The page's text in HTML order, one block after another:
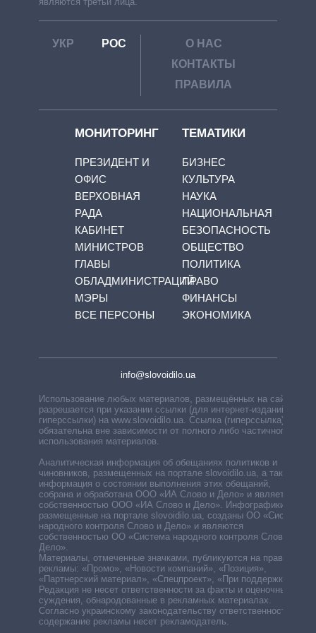
УКР РОС
О НАС
КОНТАКТЫ
ПРАВИЛА
МОНИТОРИНГ
ПРЕЗИДЕНТ И
ОФИС
ВЕРХОВНАЯ
РАДА
КАБИНЕТ
МИНИСТРОВ
ГЛАВЫ
ОБЛАДМИНИСТРАЦИЙ
МЭРЫ
ВСЕ ПЕРСОНЫ
ТЕМАТИКИ
БИЗНЕС
КУЛЬТУРА
НАУКА
НАЦИОНАЛЬНАЯ
БЕЗОПАСНОСТЬ
ОБЩЕСТВО
ПОЛИТИКА
ПРАВО
ФИНАНСЫ
ЭКОНОМИКА
info@slovoidilo.ua
Использование любых материалов, размещённых на сайте,
разрешается при указании ссылки (для интернет-изданий —
гиперссылки) на www.slovoidilo.ua. Ссылка (гиперссылка)
обязательна вне зависимости от полного либо частичного
использования материалов.
Аналитическая информация об обещаниях политиков и
чиновников, размещенных на портале slovoidilo.ua, а также
информация о состоянии выполнения этих обещаний,
собрана и обработана ООО «ИА Слово и Дело» и является
собственностью ООО «ИА Слово и Дело». Инфографики,
размещенные на портале slovoidilo.ua, созданы ОО «Система
народного контроля Слово и Дело» и являются
собственностью ОО «Система народного контроля Слово и
Дело».
Материалы, отмеченные значками, публикуются на правах
рекламы: «Промо», «Новости компаний», «Позиция»,
«Партнерский материал», «Спецпроект», «При поддержке».
Редакция не несет ответственности за факты и оценочные
суждения, обнародованные в рекламных материалах.
Согласно украинскому законодательству ответственность за
содержание рекламы несет рекламодатель.